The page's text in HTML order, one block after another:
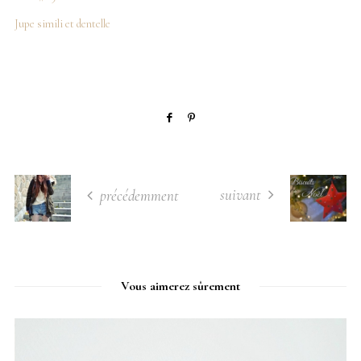
Jupe simili et dentelle
précédemment suivant
Vous aimerez sûrement